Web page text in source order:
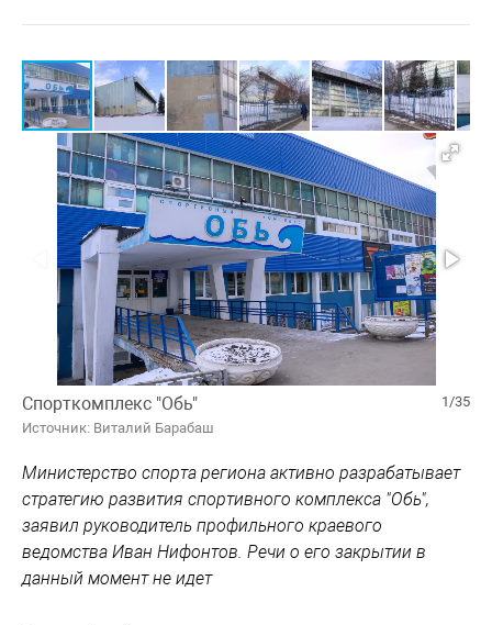
1/35
Спорткомплекс "Обь"
Источник: Виталий Барабаш
Министерство спорта региона активно разрабатывает
стратегию развития спортивного комплекса "Обь",
заявил руководитель профильного краевого
ведомства Иван Нифонтов. Речи о его закрытии в
данный момент не идет